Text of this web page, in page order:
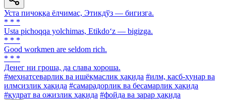
Уста пичоққа ёлчимас, Этикдўз — бигизга.
* * *
Usta pichoqqa yolchimas, Etikdo‘z — bigizga.
* * *
Good workmen are seldom rich.
* * *
Денег ни гроша, да слава хороша.
#меҳнатсеварлик ва ишёқмаслик ҳақида #илм, касб-ҳунар ва
илмсизлик ҳақида #самарадорлик ва бесамарлик ҳақида
#қудрат ва ожизлик ҳақида #фойда ва зарар ҳақида